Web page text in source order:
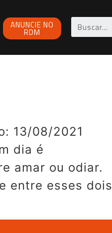
ANUNCIE NO
RDM
13/08/2021
dia é
amar ou odiar.
entre esses dois